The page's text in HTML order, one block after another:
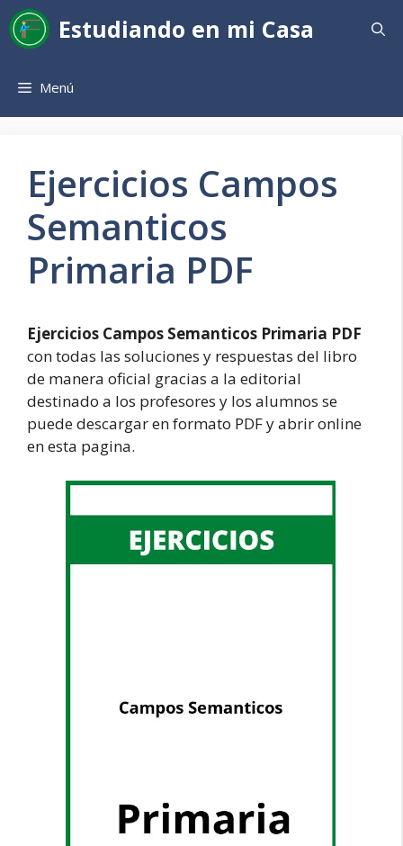
Saltar
al
contenido
Estudiando en mi Casa
Menú
Ejercicios Campos
Semanticos
Primaria PDF
Ejercicios Campos Semanticos Primaria PDF
con todas las soluciones y respuestas del libro
de manera oficial gracias a la editorial
destinado a los profesores y los alumnos se
puede descargar en formato PDF y abrir online
en esta pagina.